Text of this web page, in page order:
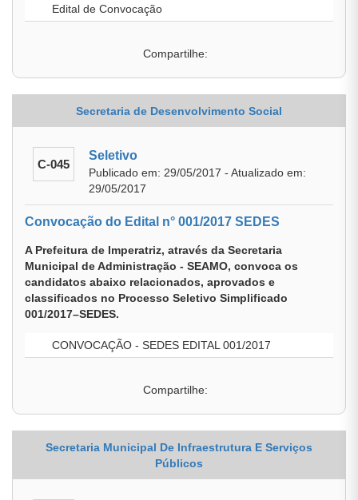
Edital de Convocação
Compartilhe:
Secretaria de Desenvolvimento Social
C-045
Seletivo
Publicado em: 29/05/2017 - Atualizado em:
29/05/2017
Convocação do Edital n° 001/2017 SEDES
A Prefeitura de Imperatriz, através da Secretaria
Municipal de Administração - SEAMO, convoca os
candidatos abaixo relacionados, aprovados e
classificados no Processo Seletivo Simplificado
001/2017–SEDES.
CONVOCAÇÃO - SEDES EDITAL 001/2017
Compartilhe:
Secretaria Municipal De Infraestrutura E Serviços
Públicos